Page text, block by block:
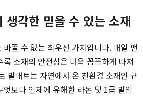
생각한 믿을 수 있는 소재
바꿀 수 없는 최우선 가치입니다. 매일 맨
록 소재의 안전성은 더욱 꼼꼼하게 따져
발매트는 자연에서 온 친환경 소재인 규
엇보다 인체에 유해한 라돈 및 1급 발암